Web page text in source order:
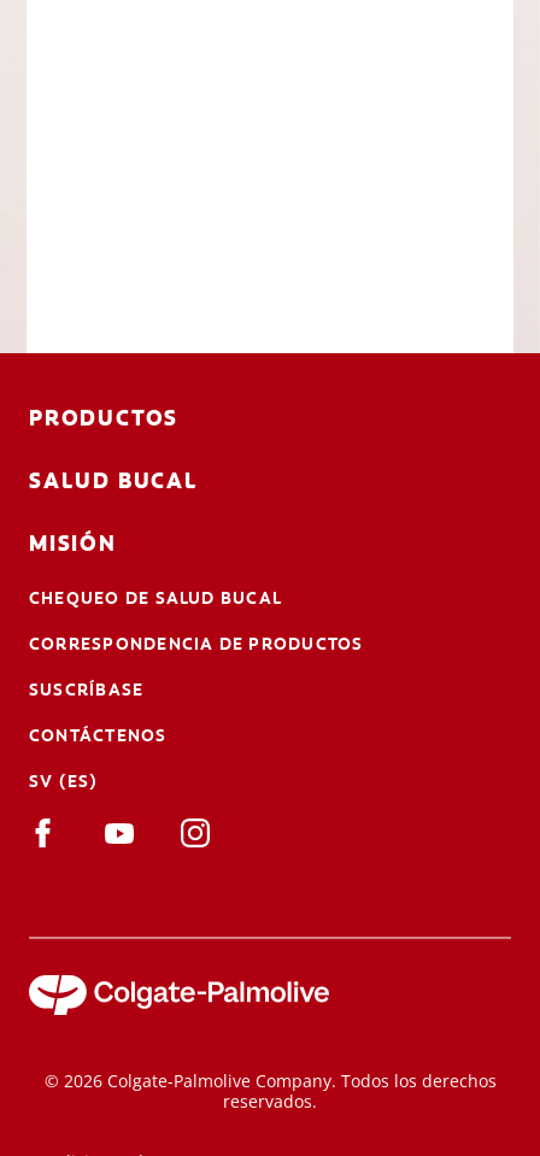
PRODUCTOS
SALUD BUCAL
MISIÓN
CHEQUEO DE SALUD BUCAL
CORRESPONDENCIA DE PRODUCTOS
SUSCRÍBASE
CONTÁCTENOS
SV (ES)
© 2026 Colgate-Palmolive Company. Todos los derechos
reservados.